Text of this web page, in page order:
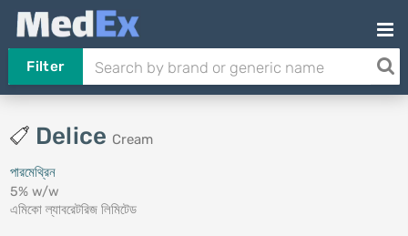
Filter
Delice Cream
পারমেথ্রিন
5% w/w
এমিকো ল্যাবরেটরিজ লিমিটেড